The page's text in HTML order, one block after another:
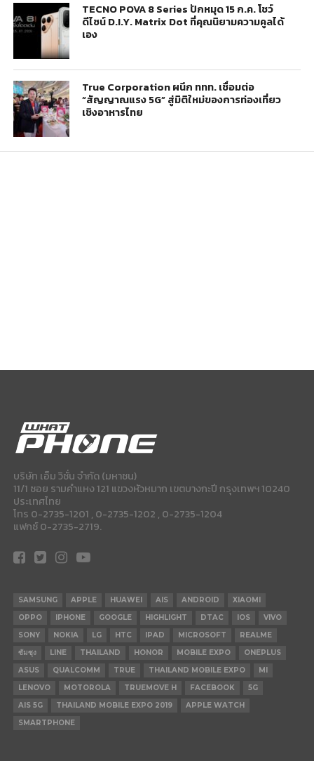
TECNO POVA 8 Series ปักหมุด 15 ก.ค. โชว์
ดีไซน์ D.I.Y. Matrix Dot ที่คุณนิยามความคูลได้
เอง
True Corporation ผนึก ททท. เชื่อมต่อ
“สัญญาณแรง 5G” สู่มิติใหม่ของการท่องเที่ยว
เชิงอาหารไทย
บริษัท เอ็ม วิชั่น จำกัด (มหาชน)
11/1 ซอย รามคำแหง 121 แขวงหัวหมาก เขตบางกะปี กรุงเทพฯ 10240
ประเทศไทย
โทร 0-2735-1201 , 0-2735-1202 , 0-2735-1204
แฟกซ์ 0-2735-2719.
SAMSUNG APPLE HUAWEI AIS ANDROID
XIAOMI
OPPO
IPHONE GOOGLE HIGHLIGHT DTAC IOS
VIVO
SONY
NOKIA LG HTC IPAD MICROSOFT
REALME
ซัมซุง
LINE THAILAND HONOR MOBILE EXPO
ONEPLUS
ASUS
QUALCOMM TRUE THAILAND MOBILE EXPO
MI
LENOVO
MOTOROLA TRUEMOVE H FACEBOOK
5G
AIS 5G
THAILAND MOBILE EXPO 2019
APPLE WATCH
SMARTPHONE